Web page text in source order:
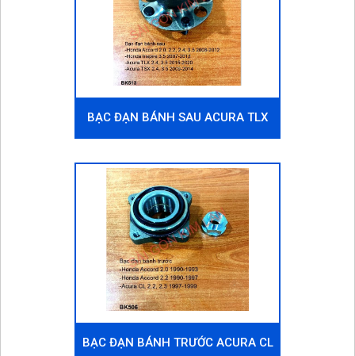
BẠC ĐẠN BÁNH SAU ACURA TLX
BẠC ĐẠN BÁNH TRƯỚC ACURA CL